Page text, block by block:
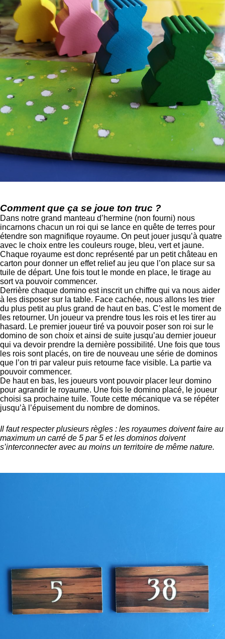
Comment que ça se joue ton truc ?
Dans notre grand manteau d’hermine (non fourni) nous
incarnons chacun un roi qui se lance en quête de terres pour
étendre son magnifique royaume. On peut jouer jusqu’à quatre
avec le choix entre les couleurs rouge, bleu, vert et jaune.
Chaque royaume est donc représenté par un petit château en
carton pour donner un effet relief au jeu que l’on place sur sa
tuile de départ. Une fois tout le monde en place, le tirage au
sort va pouvoir commencer.
Derrière chaque domino est inscrit un chiffre qui va nous aider
à les disposer sur la table. Face cachée, nous allons les trier
du plus petit au plus grand de haut en bas. C’est le moment de
les retourner. Un joueur va prendre tous les rois et les tirer au
hasard. Le premier joueur tiré va pouvoir poser son roi sur le
domino de son choix et ainsi de suite jusqu’au dernier joueur
qui va devoir prendre la dernière possibilité. Une fois que tous
les rois sont placés, on tire de nouveau une série de dominos
que l’on tri par valeur puis retourne face visible. La partie va
pouvoir commencer.
De haut en bas, les joueurs vont pouvoir placer leur domino
pour agrandir le royaume. Une fois le domino placé, le joueur
choisi sa prochaine tuile. Toute cette mécanique va se répéter
jusqu’à l’épuisement du nombre de dominos.
Il faut respecter plusieurs règles : les royaumes doivent faire au
maximum un carré de 5 par 5 et les dominos doivent
s’interconnecter avec au moins un territoire de même nature.